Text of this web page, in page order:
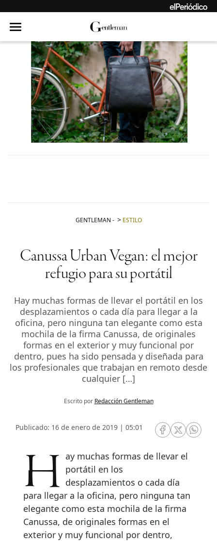
GENTLEMAN - ESTILO
Canussa Urban Vegan: el mejor
refugio para su portátil
Hay muchas formas de llevar el portátil en los
desplazamientos o cada día para llegar a la
oficina, pero ninguna tan elegante como esta
mochila de la firma Canussa, de originales
formas en el exterior y muy funcional por
dentro, pues ha sido pensada y diseñada para
los profesionales que trabajan en remoto desde
cualquier […]
Escrito por Redacción Gentleman
Publicado: 16 de enero de 2019 | 05:01
RRSS Facebook
RRSSRRSS
Hay muchas formas de llevar el portátil en los
desplazamientos o cada día
para llegar a la oficina, pero ninguna tan
elegante como esta mochila de la firma
Canussa, de originales formas en el
exterior y muy funcional por dentro,